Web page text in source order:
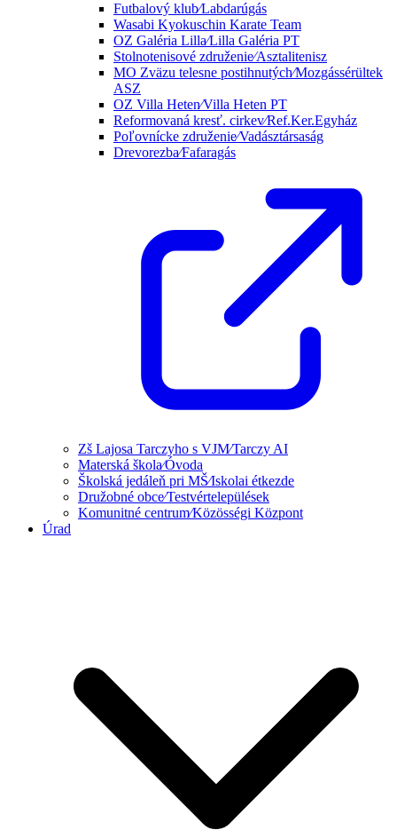
Futbalový klub⁄Labdarúgás
Wasabi Kyokuschin Karate Team
OZ Galéria Lilla⁄Lilla Galéria PT
Stolnotenisové združenie⁄Asztalitenisz
MO Zväzu telesne postihnutých⁄Mozgássérültek
ASZ
OZ Villa Heten⁄Villa Heten PT
Reformovaná kresť. cirkev⁄Ref.Ker.Egyház
Poľovnícke združenie⁄Vadásztársaság
Drevorezba⁄Fafaragás
Zš Lajosa Tarczyho s VJM⁄Tarczy AI
Materská škola⁄Óvoda
Školská jedáleň pri MŠ⁄Iskolai étkezde
Družobné obce⁄Testvértelepülések
Komunitné centrum⁄Közösségi Központ
Úrad